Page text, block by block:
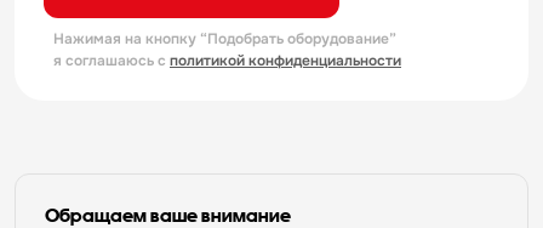
Нажимая на кнопку “Подобрать оборудование”
я соглашаюсь с политикой конфиденциальности
Обращаем ваше внимание